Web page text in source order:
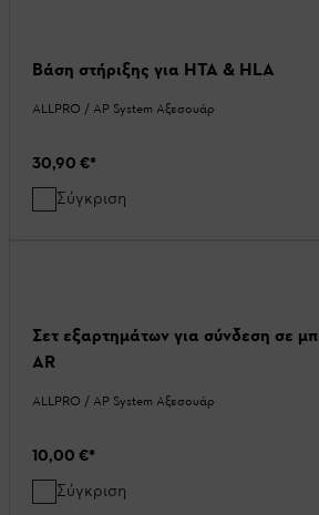
Βάση στήριξης για HTA & HLA
ALLPRO / AP System Αξεσουάρ
30,90 €*
Σύγκριση
Σετ εξαρτημάτων για σύνδεση σε
AR
ALLPRO / AP System Αξεσουάρ
10,00 €*
Σύγκριση